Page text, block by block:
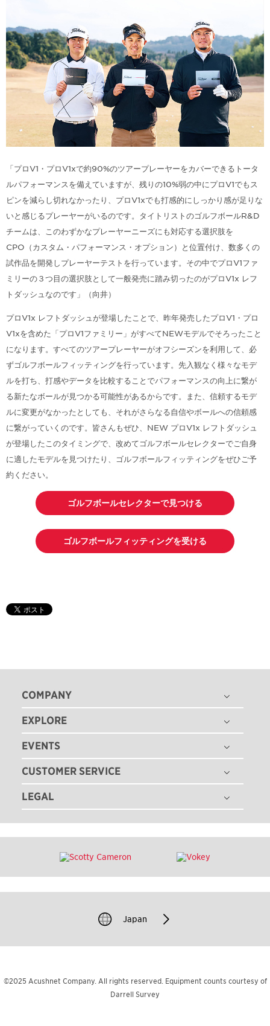
「プロV1・プロV1xで約90%のツアープレーヤーをカバーできるトータ
ルパフォーマンスを備えていますが、残りの10%弱の中にプロV1でもス
ピンを減らし切れなかったり、プロV1xでも打感的にしっかり感が足りな
いと感じるプレーヤーがいるのです。タイトリストのゴルフボールR&D
チームは、このわずかなプレーヤーニーズにも対応する選択肢を
CPO（カスタム・パフォーマンス・オプション）と位置付け、数多くの
試作品を開発しプレーヤーテストを行っています。その中でプロV1ファ
ミリーの３つ目の選択肢として一般発売に踏み切ったのがプロV1x レフ
トダッシュなのです」（向井）
プロV1x レフトダッシュが登場したことで、昨年発売したプロV1・プロ
V1xを含めた「プロV1ファミリー」がすべてNEWモデルでそろったこと
になります。すべてのツアープレーヤーがオフシーズンを利用して、必
ずゴルフボールフィッティングを行っています。先入観なく様々なモデ
ルを打ち、打感やデータを比較することでパフォーマンスの向上に繋が
る新たなボールが見つかる可能性があるからです。また、信頼するモデ
ルに変更がなかったとしても、それがさらなる自信やボールへの信頼感
に繋がっていくのです。皆さんもぜひ、NEW プロV1x レフトダッシュ
が登場したこのタイミングで、改めてゴルフボールセレクターでご自身
に適したモデルを見つけたり、ゴルフボールフィッティングをぜひご予
約ください。
ゴルフボールセレクターで見つける
ゴルフボールフィッティングを受ける
COMPANY
THE TITLEIST STORY
タイトリスト グローバル
採用情報
EXPLORE
ゴルフボール
ゴルフクラブ
ゴルフギア
ツアー情報
TEAM TITLEIST
タイトリスト直営店
過去のモデル（米国サイト）
EVENTS
ゴルフボールフィッティング
ゴルフクラブフィッティング
ゴルフクラブ パフォーマンス体感イベント
CUSTOMER SERVICE
注文状況の確認
ゴルフクラブ レンタル
カスタムクラブガイド
ゴルフクラブ修理
模倣品に関するご注意
お問い合わせ
LEGAL
特定商取引法に基づく表記
プライバシーポリシー
クッキーポリシー
Japan
©2025 Acushnet Company. All rights reserved. Equipment counts courtesy of
Darrell Survey